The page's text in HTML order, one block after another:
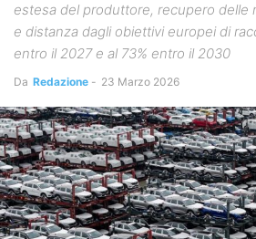
estesa del produttore, recupero delle
e distanza dagli obiettivi europei di
entro il 2027 e al 73% entro il 2030
Da Redazione - 23 Marzo 2026